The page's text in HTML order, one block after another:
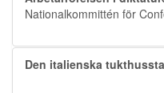
Nationalkommittén för
Den italienska